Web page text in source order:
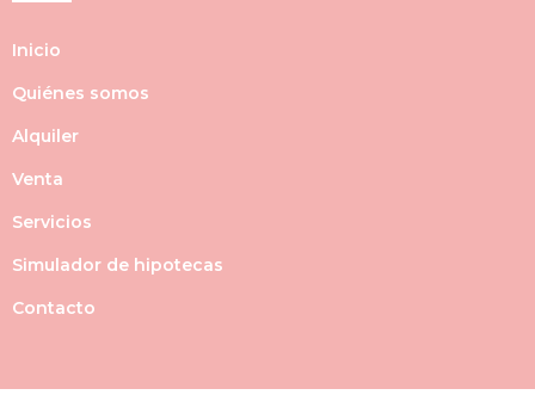
Inicio
Quiénes somos
Alquiler
Venta
Servicios
Simulador de hipotecas
Contacto